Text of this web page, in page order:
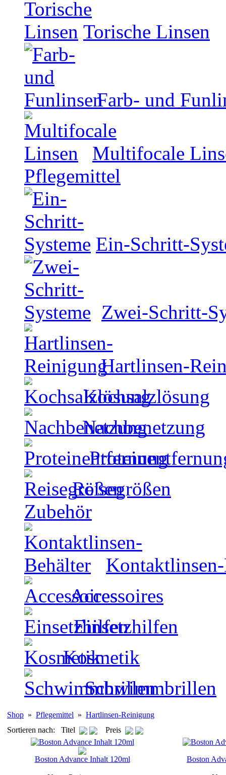
Torische Linsen
Farb- und
Multifocale
Pflegemittel
Ein-Schritt-
Zwei-Schritt-
Hartlinsen-
Kochsalzlösung
Nachbenetzung
Reisegrößen
Zubehör
Accessoires
Einsetzhilfen
Kosmetik
Schwimmbrillen
Shop » Pflegemittel » Hartlinsen-Reinigung
Sortieren nach: Titel
Preis
Boston Advance Inhalt 120ml Boston